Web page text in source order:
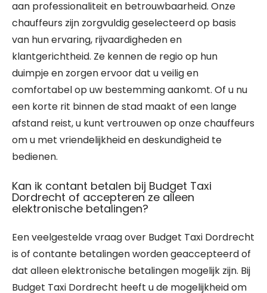
aan professionaliteit en betrouwbaarheid. Onze
chauffeurs zijn zorgvuldig geselecteerd op basis
van hun ervaring, rijvaardigheden en
klantgerichtheid. Ze kennen de regio op hun
duimpje en zorgen ervoor dat u veilig en
comfortabel op uw bestemming aankomt. Of u nu
een korte rit binnen de stad maakt of een lange
afstand reist, u kunt vertrouwen op onze chauffeurs
om u met vriendelijkheid en deskundigheid te
bedienen.
Kan ik contant betalen bij Budget Taxi
Dordrecht of accepteren ze alleen
elektronische betalingen?
Een veelgestelde vraag over Budget Taxi Dordrecht
is of contante betalingen worden geaccepteerd of
dat alleen elektronische betalingen mogelijk zijn. Bij
Budget Taxi Dordrecht heeft u de mogelijkheid om